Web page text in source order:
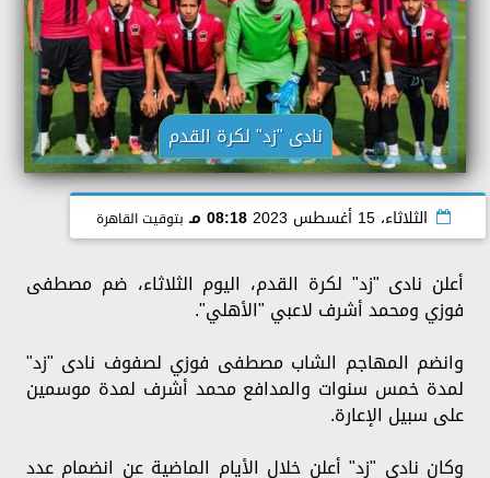
نادى "زد" لكرة القدم
الثلاثاء، 15 أغسطس 2023 08:18 مـ بتوقيت القاهرة
أعلن نادى "زد" لكرة القدم، اليوم الثلاثاء، ضم مصطفى
فوزي ومحمد أشرف لاعبي "الأهلي".
وانضم المهاجم الشاب مصطفى فوزي لصفوف نادى "زد"
لمدة خمس سنوات والمدافع محمد أشرف لمدة موسمين
على سبيل الإعارة.
وكان نادى "زد" أعلن خلال الأيام الماضية عن انضمام عدد